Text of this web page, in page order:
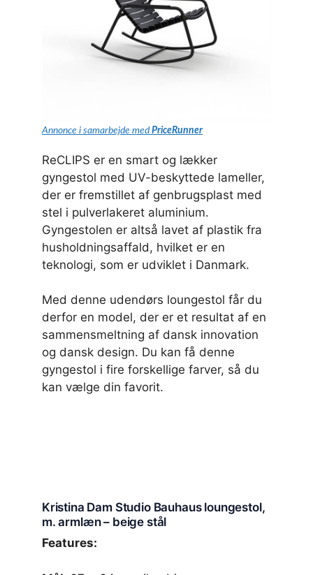
Annonce i samarbejde medPriceRunner
ReCLIPS er en smart og lækker
gyngestol med UV-beskyttede lameller,
der er fremstillet af genbrugsplast med
stel i pulverlakeret aluminium.
Gyngestolen er altså lavet af plastik fra
husholdningsaffald, hvilket er en
teknologi, som er udviklet i Danmark.
Med denne udendørs loungestol får du
derfor en model, der er et resultat af en
sammensmeltning af dansk innovation
og dansk design. Du kan få denne
gyngestol i fire forskellige farver, så du
kan vælge din favorit.
Kristina Dam Studio Bauhaus loungestol,
m. armlæn – beige stål
Features: